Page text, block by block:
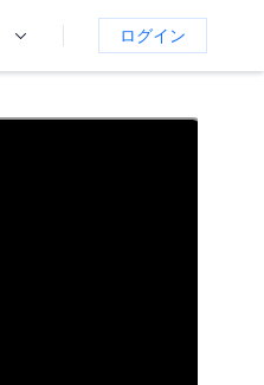
ログイン